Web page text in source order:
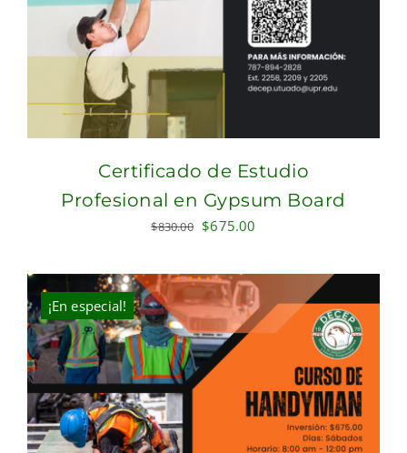
Certificado de Estudio
Profesional en Gypsum Board
$830.00 Original
was:
$830.00.
$675.00
is:
$675.00.
¡En especial!